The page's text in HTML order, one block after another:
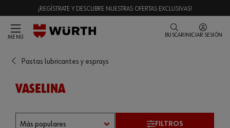
¡REGÍSTRATE Y DESCUBRE NUESTRAS OFERTAS EXCLUSIVAS!
MENÚ BUSCAR INICIAR SESIÓN
Pastas lubricantes y esprays
VASELINA
FILTROS